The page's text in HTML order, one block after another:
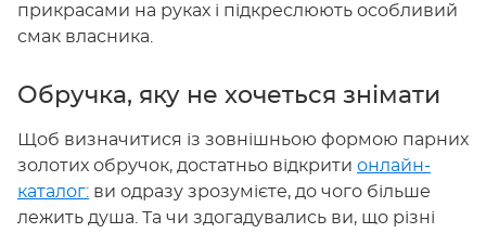
прикрасами на руках і підкреслюють особливий
смак власника.
Обручка, яку не хочеться знімати
Щоб визначитися із зовнішньою формою парних
золотих обручок, достатньо відкрити онлайн-
каталог: ви одразу зрозумієте, до чого більше
лежить душа. Та чи здогадувались ви, що різні